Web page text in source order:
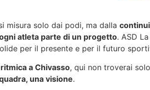
misura solo dai podi, ma dalla
atleta parte di un progetto. ASD
per il presente e per il futuro
a Chivasso, qui non troverai
una visione.